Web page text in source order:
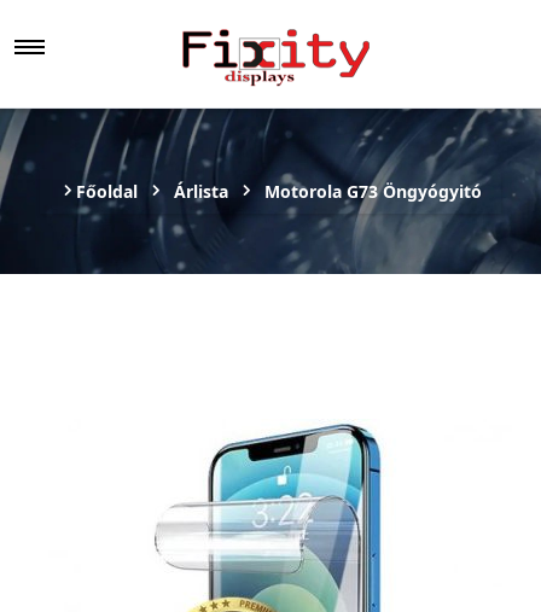
Főoldal Árlista Motorola G73 Öngyógyitó